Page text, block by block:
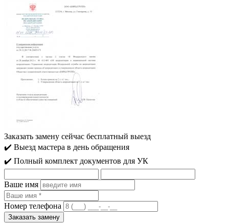
Заказать замену сейчас бесплатный выезд
✔️ Выезд мастера в день обращения
✔️ Полный комплект документов для УК
Ваше имя
Номер телефона